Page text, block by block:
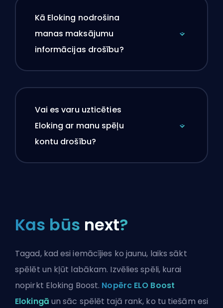
Kā Eloking nodrošina
manas maksājumu
informācijas drošību?
Vai es varu uzticēties
Eloking ar manu spēļu
kontu drošību?
Kas būs next?
Tagad, kad esi iemācījies ko jaunu, laiks sākt
spēlēt un kļūt labākam. Izvēlies spēli, kurai
nopirkt Eloking Boost. Nopērc ELO Boost
Elokingā un sāc spēlēt tajā rank, ko tu tiešām esi